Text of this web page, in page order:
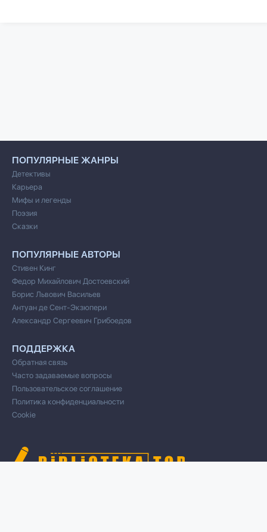
ПОПУЛЯРНЫЕ ЖАНРЫ
Детективы
Карьера
Мифы и легенды
Поэзия
Сказки
ПОПУЛЯРНЫЕ АВТОРЫ
Стивен Кинг
Федор Михайлович Достоевский
Борис Львович Васильев
Антуан де Сент-Экзюпери
Александр Сергеевич Грибоедов
ПОДДЕРЖКА
Обратная связь
Часто задаваемые вопросы
Пользовательское соглашение
Политика конфиденциальности
Cookie